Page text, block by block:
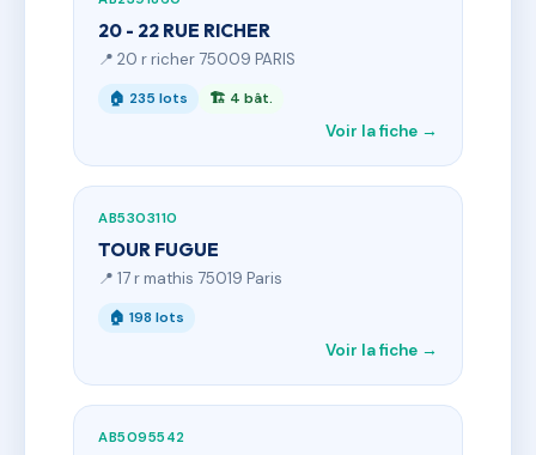
20 - 22 RUE RICHER
📍 20 r richer 75009 PARIS
🏠 235 lots 🏗 4 bât.
Voir la fiche →
AB5303110
TOUR FUGUE
📍 17 r mathis 75019 Paris
🏠 198 lots
Voir la fiche →
AB5095542